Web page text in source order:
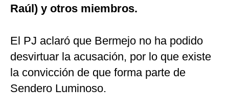
Raúl) y otros miembros.
El PJ aclaró que Bermejo no ha podido
desvirtuar la acusación, por lo que existe
la convicción de que forma parte de
Sendero Luminoso.